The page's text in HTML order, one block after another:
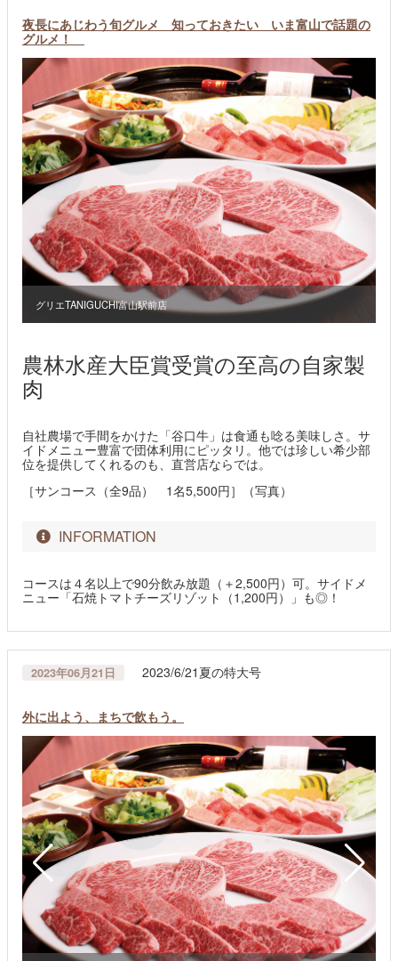
夜長にあじわう旬グルメ 知っておきたい いま富山で話題の
グルメ！
グリエTANIGUCHI富山駅前店
農林水産大臣賞受賞の至高の自家製
肉
自社農場で手間をかけた「谷口牛」は食通も唸る美味しさ。サ
イドメニュー豊富で団体利用にピッタリ。他では珍しい希少部
位を提供してくれるのも、直営店ならでは。
［サンコース（全9品） 1名5,500円］（写真）
INFORMATION
コースは４名以上で90分飲み放題（＋2,500円）可。サイドメ
ニュー「石焼トマトチーズリゾット（1,200円）」も◎！
2023年06月21日 2023/6/21夏の特大号
外に出よう、まちで飲もう。